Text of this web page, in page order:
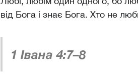
від Бога і знає Бога. Хто не
1 Івана 4:7–8